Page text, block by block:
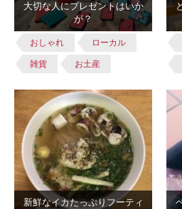
大切な人にプレゼントはいか
が？
おしゃれ ローカル
雑貨 お土産
新鮮なイカたっぷりフーティ